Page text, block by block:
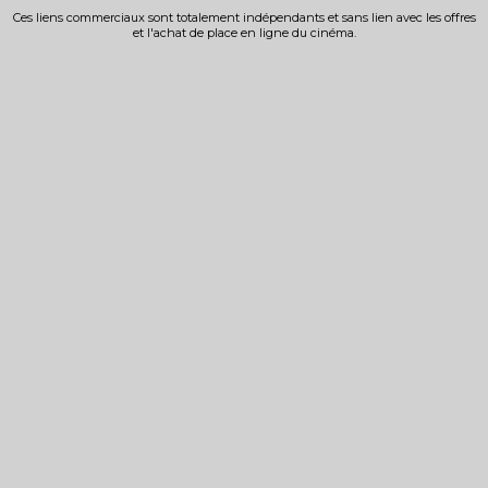
Ces liens commerciaux sont totalement indépendants et sans lien avec les offres
et l'achat de place en ligne du cinéma.